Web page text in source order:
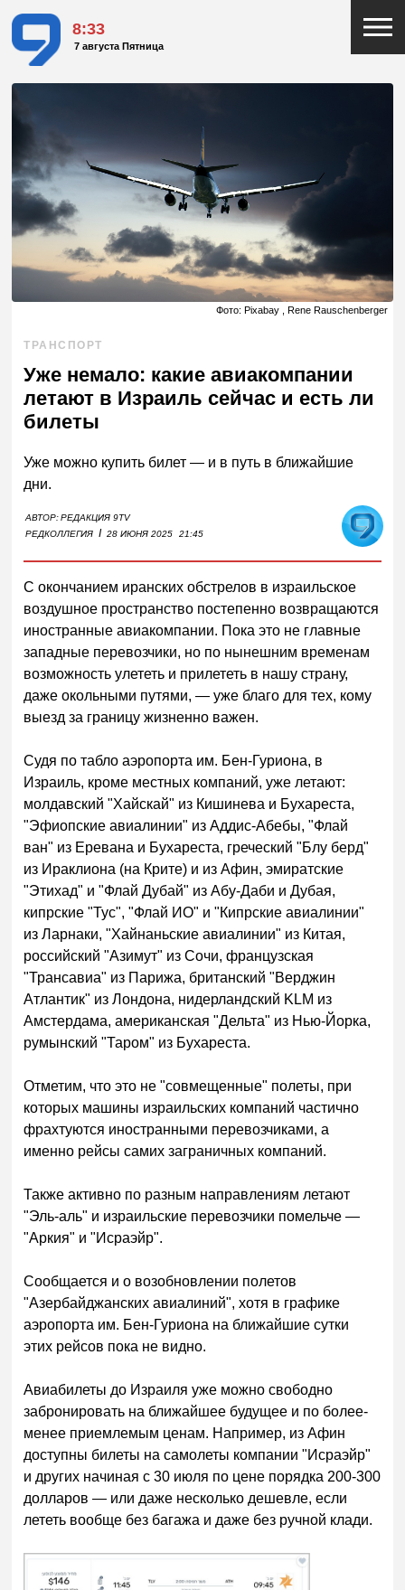
8:33
7 августа Пятница
Фото: Pixabay , Rene Rauschenberger
ТРАНСПОРТ
Уже немало: какие авиакомпании
летают в Израиль сейчас и есть ли
билеты
Уже можно купить билет — и в путь в ближайшие
дни.
АВТОР:РЕДАКЦИЯ 9TV
РЕДКОЛЛЕГИЯ I 28 ИЮНЯ 2025 21:45
С окончанием иранских обстрелов в израильское
воздушное пространство постепенно возвращаются
иностранные авиакомпании. Пока это не главные
западные перевозчики, но по нынешним временам
возможность улететь и прилететь в нашу страну,
даже окольными путями, — уже благо для тех, кому
выезд за границу жизненно важен.
Судя по табло аэропорта им. Бен-Гуриона, в
Израиль, кроме местных компаний, уже летают:
молдавский "Хайскай" из Кишинева и Бухареста,
"Эфиопские авиалинии" из Аддис-Абебы, "Флай
ван" из Еревана и Бухареста, греческий "Блу берд"
из Ираклиона (на Крите) и из Афин, эмиратские
"Этихад" и "Флай Дубай" из Абу-Даби и Дубая,
кипрские "Тус", "Флай ИО" и "Кипрские авиалинии"
из Ларнаки, "Хайнаньские авиалинии" из Китая,
российский "Азимут" из Сочи, французская
"Трансавиа" из Парижа, британский "Верджин
Атлантик" из Лондона, нидерландский KLM из
Амстердама, американская "Дельта" из Нью-Йорка,
румынский "Таром" из Бухареста.
Отметим, что это не "совмещенные" полеты, при
которых машины израильских компаний частично
фрахтуются иностранными перевозчиками, а
именно рейсы самих заграничных компаний.
Также активно по разным направлениям летают
"Эль-аль" и израильские перевозчики помельче —
"Аркия" и "Исраэйр".
Сообщается и о возобновлении полетов
"Азербайджанских авиалиний", хотя в графике
аэропорта им. Бен-Гуриона на ближайшие сутки
этих рейсов пока не видно.
Авиабилеты до Израиля уже можно свободно
забронировать на ближайшее будущее и по более-
менее приемлемым ценам. Например, из Афин
доступны билеты на самолеты компании "Исраэйр"
и других начиная с 30 июля по цене порядка 200-300
долларов — или даже несколько дешевле, если
лететь вообще без багажа и даже без ручной клади.